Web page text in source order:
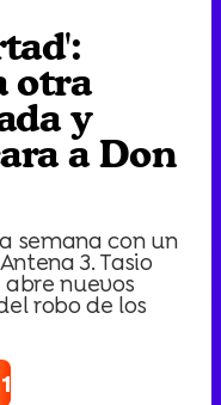
otra
y
a Don
semana con un
3. Tasio
nuevos
robo de los
1